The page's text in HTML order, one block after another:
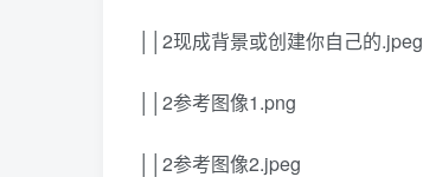
││2现成背景或创建你自己的.jpeg
││2参考图像1.png
││2参考图像2.jpeg